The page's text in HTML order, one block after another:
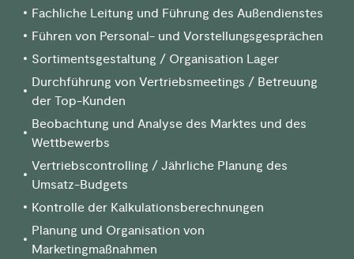
Fachliche Leitung und Führung des Außendienstes
Führen von Personal- und Vorstellungsgesprächen
Sortimentsgestaltung / Organisation Lager
Durchführung von Vertriebsmeetings / Betreuung
der Top-Kunden
Beobachtung und Analyse des Marktes und des
Wettbewerbs
Vertriebscontrolling / Jährliche Planung des
Umsatz-Budgets
Kontrolle der Kalkulationsberechnungen
Planung und Organisation von
Marketingmaßnahmen